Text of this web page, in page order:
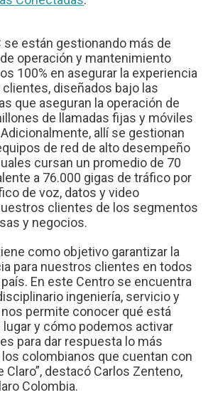
se están gestionando más de
operación y mantenimiento
100% en asegurar la experiencia
diseñados bajo las
que aseguran la operación de
de llamadas fijas y móviles
allí se gestionan
de red de alto desempeño
cursan un promedio de 70
a 76.000 gigas de tráfico por
de voz, datos y video
clientes de los segmentos
y negocios.
como objetivo garantizar la
para nuestros clientes en todos
En este Centro se encuentra
ingeniería, servicio y
permite conocer qué está
lugar y cómo podemos activar
para dar respuesta lo más
colombianos que cuentan con
Claro”, destacó Carlos Zenteno,
Colombia.